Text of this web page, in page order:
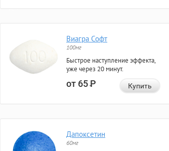
Виагра Софт
100мг
Быстрое наступление эффекта,
уже через 20 минут.
от 65Р Купить
Дапоксетин
60мг